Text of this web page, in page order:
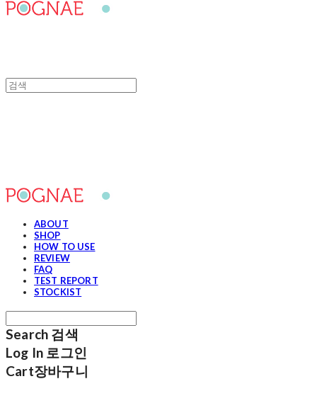
ABOUT
SHOP
HOW TO USE
REVIEW
FAQ
TEST REPORT
STOCKIST
Search 검색
Log In 로그인
Cart장바구니